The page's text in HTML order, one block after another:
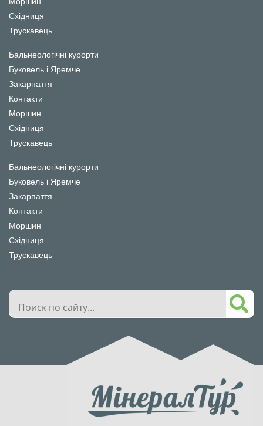
Східниця
Трускавець
Бальнеологічні курорти
Буковель і Яремче
Закарпаття
Контакти
Моршин
Східниця
Трускавець
Бальнеологічні курорти
Буковель і Яремче
Закарпаття
Контакти
Моршин
Східниця
Трускавець
Поиск
сайту...